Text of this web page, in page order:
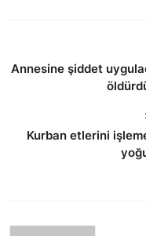
Annesine şiddet
Kurban etlerini